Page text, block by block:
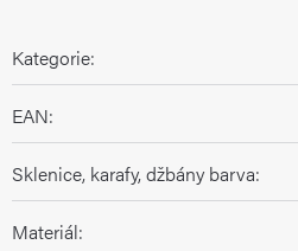
Kategorie:
EAN:
Sklenice, karafy, džbány barva:
Materiál: